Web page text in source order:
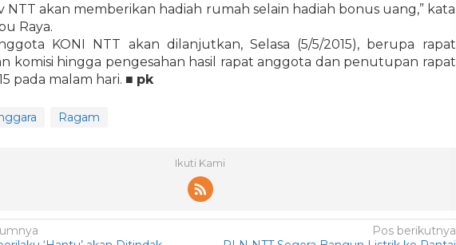
NTT akan memberikan hadiah rumah selain hadiah bonus uang,” kata
Raya.
KONI NTT akan dilanjutkan, Selasa (5/5/2015), berupa rapat
komisi hingga pengesahan hasil rapat anggota dan penutupan rapat
pada malam hari. ■ pk
Ragam
Ikuti Kami
Pos berikutnya